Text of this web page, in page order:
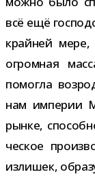
всё ещё
край­ней
огром­ная
помогла
нам импе­рии
рынке,
че­ское
изли­шек,